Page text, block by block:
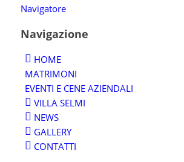
Navigatore
Navigazione
HOME
MATRIMONI
EVENTI E CENE AZIENDALI
VILLA SELMI
NEWS
GALLERY
CONTATTI